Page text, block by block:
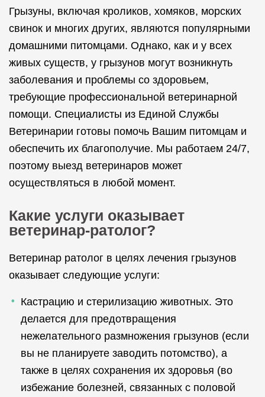
Грызуны, включая кроликов, хомяков, морских
свинок и многих других, являются популярными
домашними питомцами. Однако, как и у всех
живых существ, у грызунов могут возникнуть
заболевания и проблемы со здоровьем,
требующие профессиональной ветеринарной
помощи. Специалисты из Единой Службы
Ветеринарии готовы помочь Вашим питомцам и
обеспечить их благополучие. Мы работаем 24/7,
поэтому выезд ветеринаров может
осуществляться в любой момент.
Какие услуги оказывает
ветеринар-ратолог?
Ветеринар ратолог в целях лечения грызунов
оказывает следующие услуги:
Кастрацию и стерилизацию животных. Это
делается для предотвращения
нежелательного размножения грызунов (если
вы не планируете заводить потомство), а
также в целях сохранения их здоровья (во
избежание болезней, связанных с половой